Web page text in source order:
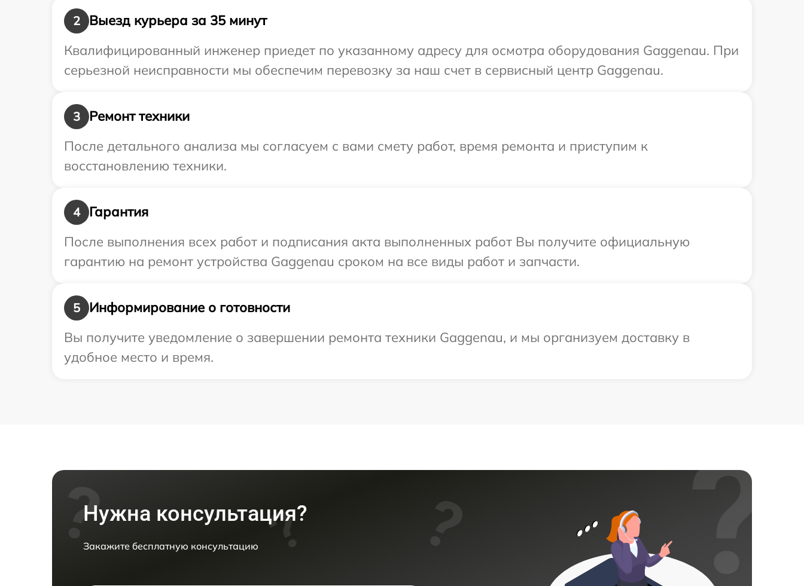
2
Выезд курьера за 35 минут
Квалифицированный инженер приедет по указанному адресу для осмотра оборудования Gaggenau. При
серьезной неисправности мы обеспечим перевозку за наш счет в сервисный центр Gaggenau.
3
Ремонт техники
После детального анализа мы согласуем с вами смету работ, время ремонта и приступим к
восстановлению техники.
4
Гарантия
После выполнения всех работ и подписания акта выполненных работ Вы получите официальную
гарантию на ремонт устройства Gaggenau сроком на все виды работ и запчасти.
5
Информирование о готовности
Вы получите уведомление о завершении ремонта техники Gaggenau, и мы организуем доставку в
удобное место и время.
Нужна консультация?
Закажите бесплатную консультацию